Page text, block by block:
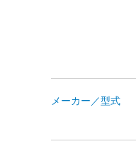
メーカー／型式